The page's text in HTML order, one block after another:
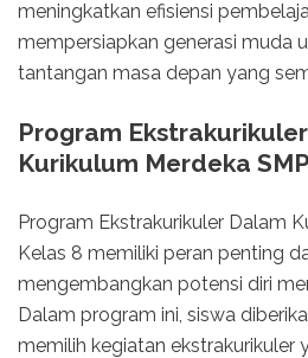
meningkatkan efisiensi
mempersiapkan generasi muda
tantangan masa depan yang
Program
Kurikulum Merdeka
Program Ekstrakurikuler Dalam
Kelas 8 memiliki peran penting
mengembangkan potensi diri
Dalam program ini, siswa
memilih kegiatan ekstrakurikuler